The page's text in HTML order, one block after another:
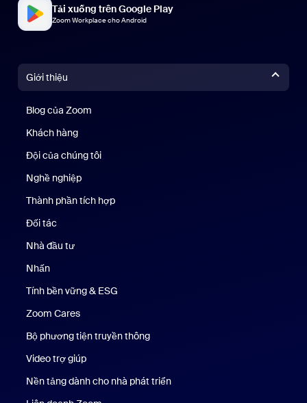
Tải xuống trên Google Play
Zoom Workplace cho Android
Giới thiệu
Blog của Zoom
Khách hàng
Đội của chúng tôi
Nghề nghiệp
Thành phần tích hợp
Đối tác
Nhà đầu tư
Nhấn
Tính bền vững & ESG
Zoom Cares
Bộ phương tiện truyền thông
Video trợ giúp
Nền tảng dành cho nhà phát triển